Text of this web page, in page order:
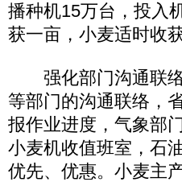
播种机15万台，投入
获一亩，小麦适时收获
强化部门沟通联络
等部门的沟通联络，
报作业进度，气象部
小麦机收值班室，石
优先、优惠。小麦主